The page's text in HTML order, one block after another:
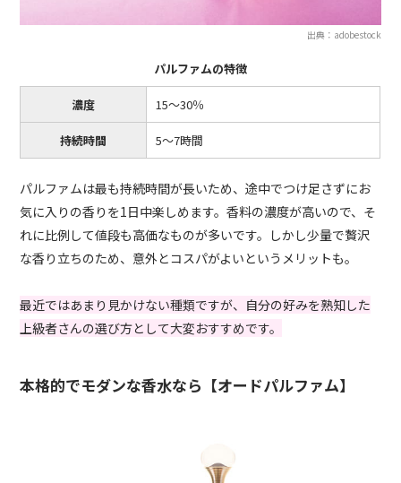
出典：adobestock
パルファムの特徴
濃度 15〜30％
持続時間 5〜7時間
パルファムは最も持続時間が長いため、途中でつけ足さずにお
気に入りの香りを1日中楽しめます。香料の濃度が高いので、そ
れに比例して値段も高価なものが多いです。しかし少量で贅沢
な香り立ちのため、意外とコスパがよいというメリットも。
最近ではあまり見かけない種類ですが、自分の好みを熟知した
上級者さんの選び方として大変おすすめです。
本格的でモダンな香水なら【オードパルファム】